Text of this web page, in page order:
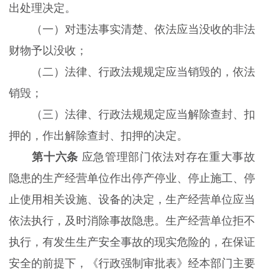
出处理决定。
（一）对违法事实清楚、依法应当没收的非法
财物予以没收；
（二）法律、行政法规规定应当销毁的，依法
销毁；
（三）法律、行政法规规定应当解除查封、扣
押的，作出解除查封、扣押的决定。
第十六条 应急管理部门依法对存在重大事故
隐患的生产经营单位作出停产停业、停止施工、停
止使用相关设施、设备的决定，生产经营单位应当
依法执行，及时消除事故隐患。生产经营单位拒不
执行，有发生生产安全事故的现实危险的，在保证
安全的前提下，《行政强制审批表》经本部门主要